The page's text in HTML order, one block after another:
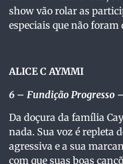
show vão rolar as
especiais que não foram
ALICE C AYMMI
6 – Fundição Progresso
Da doçura da família
nada. Sua voz é repleta
agressiva e a sua
com que suas boas